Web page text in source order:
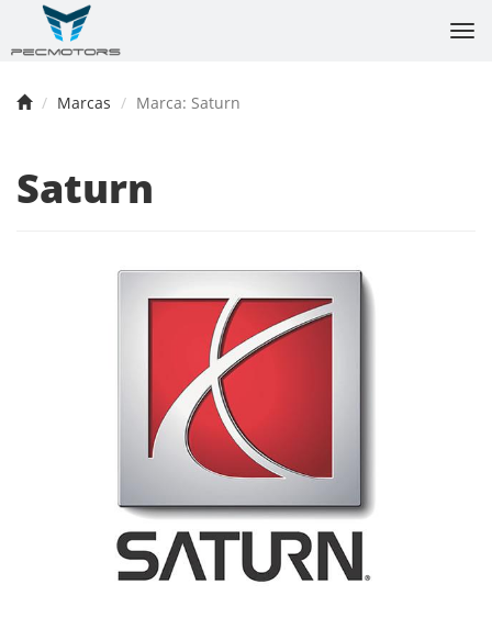
Marcas Marca: Saturn
Saturn